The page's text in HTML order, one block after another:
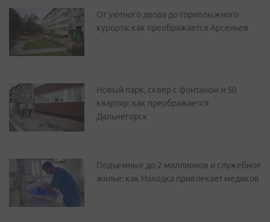
От уютного двора до горнолыжного
курорта: как преображается Арсеньев
Новый парк, сквер с фонтаном и 50
квартир: как преображается
Дальнегорск
Подъемные до 2 миллионов и служебное
жилье: как Находка привлекает медиков